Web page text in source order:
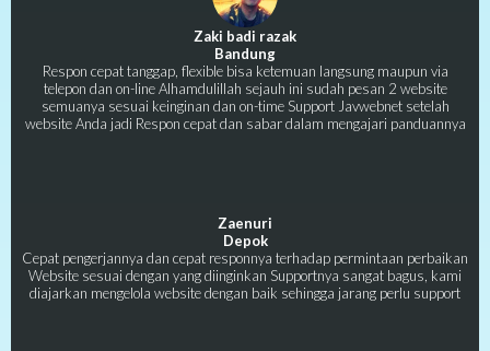
Zaki badi razak
Bandung
Respon cepat tanggap, flexible bisa ketemuan langsung maupun via
telepon dan on-line Alhamdulillah sejauh ini sudah pesan 2 website
semuanya sesuai keinginan dan on-time Support Javwebnet setelah
website Anda jadi Respon cepat dan sabar dalam mengajari panduannya
Zaenuri
Depok
Cepat pengerjannya dan cepat responnya terhadap permintaan perbaikan
Website sesuai dengan yang diinginkan Supportnya sangat bagus, kami
diajarkan mengelola website dengan baik sehingga jarang perlu support